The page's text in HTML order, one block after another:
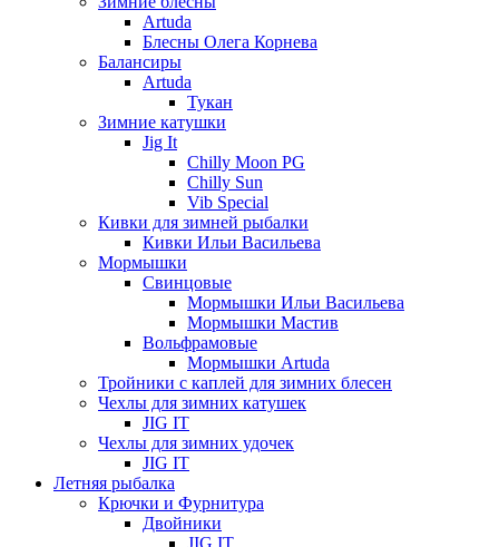
Artuda
Блесны Олега Корнева
Балансиры
Artuda
Тукан
Зимние катушки
Jig It
Chilly Moon PG
Chilly Sun
Vib Special
Кивки для зимней рыбалки
Кивки Ильи Васильева
Мормышки
Свинцовые
Мормышки Ильи Васильева
Мормышки Мастив
Вольфрамовые
Мормышки Artuda
Тройники с каплей для зимних блесен
Чехлы для зимних катушек
JIG IT
Чехлы для зимних удочек
JIG IT
Летняя рыбалка
Крючки и Фурнитура
Двойники
JIG IT